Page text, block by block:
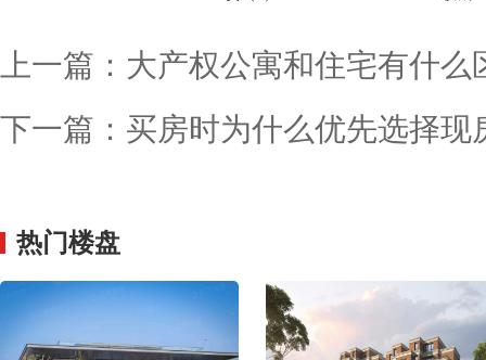
上一篇： 大产权公寓和住宅有什么
下一篇： 买房时为什么优先选择现
热门楼盘